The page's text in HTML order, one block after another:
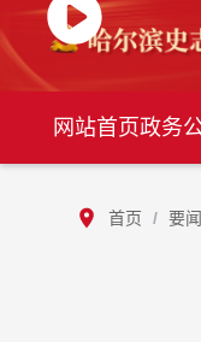
网站首页政务
首页 / 要